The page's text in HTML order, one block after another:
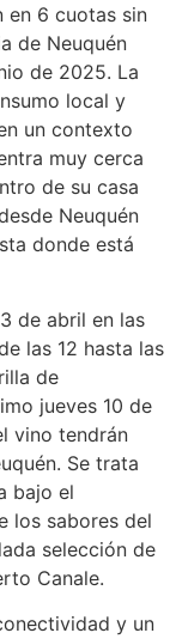
en 6 cuotas sin
de Neuquén
de 2025. La
local y
un contexto
muy cerca
de su casa
Neuquén
donde está
de abril en las
las 12 hasta las
de
jueves 10 de
vino tendrán
Se trata
bajo el
los sabores del
selección de
Canale.
y un